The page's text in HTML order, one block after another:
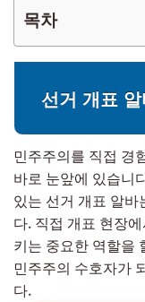
목차
선거 개표
민주주의를 직접 경
바로 눈앞에 있습니
있는 선거 개표 알
다. 직접 개표 현장
키는 중요한 역할을
민주주의 수호자가
다.